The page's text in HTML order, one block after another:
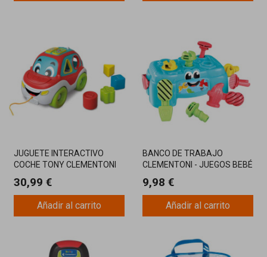
JUGUETE INTERACTIVO
COCHE TONY CLEMENTONI
30,99 €
Añadir al carrito
BANCO DE TRABAJO
CLEMENTONI - JUEGOS BEBÉ
9,98 €
Añadir al carrito